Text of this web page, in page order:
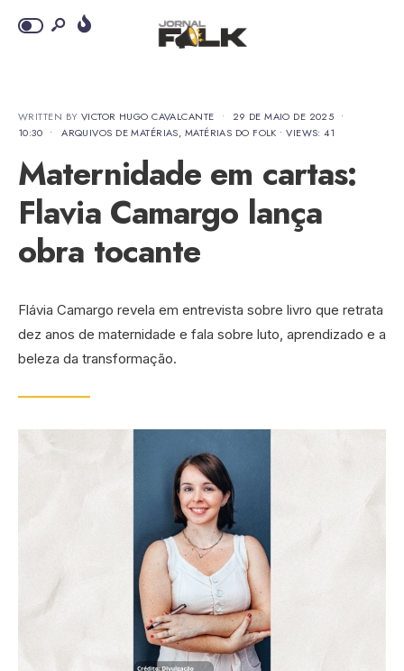
WRITTEN BY VICTOR HUGO CAVALCANTE • 29 DE MAIO DE 2025 •
10:30 • ARQUIVOS DE MATÉRIAS, MATÉRIAS DO FOLK •VIEWS: 41
Maternidade em cartas:
Flavia Camargo lança
obra tocante
Flávia Camargo revela em entrevista sobre livro que retrata
dez anos de maternidade e fala sobre luto, aprendizado e a
beleza da transformação.